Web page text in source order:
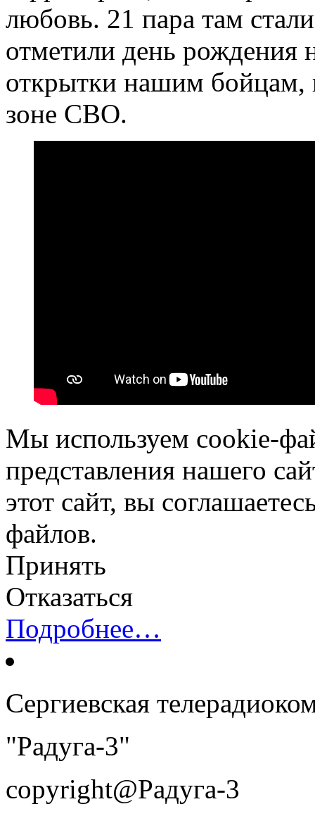
любовь. 21 пара там
отметили день рождения
открытки нашим бойцам,
зоне СВО.
Мы используем cookie-
представления нашего
этот сайт, вы
файлов.
Принять
Отказаться
Подробнее…
Сергиевская
"Радуга-3"
copyright@Радуга-3